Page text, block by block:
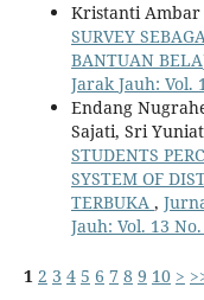
Kristanti Ambar
SURVEY
BANTUAN
Jarak Jauh: Vol.
Endang
Sajati, Sri
STUDENTS
SYSTEM OF
TERBUKA ,
Jauh: Vol. 13
1 2 3 4 5 6 7 8 9 10 >